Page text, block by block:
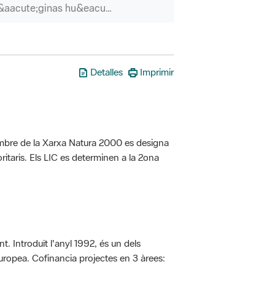
P&aacute;ginas hu&eacute;rfanas
Detalles Imprimir
de la Xarxa Natura 2000 es designa
Els LIC es determinen a la 2ona
Introduït l'anyl 1992, és un dels
Cofinancia projectes en 3 àrees: